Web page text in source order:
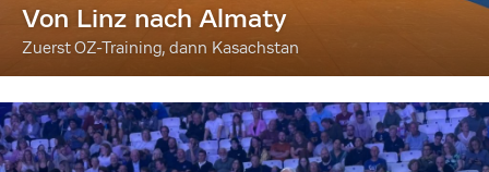
Von Linz nach Almaty
Zuerst OZ-Training, dann Kasachstan